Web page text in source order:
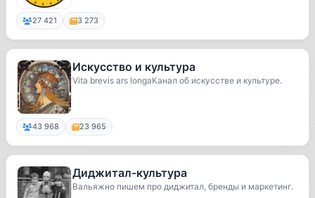
27 421 3 273
Искусство и культура
Vita brevis ars longaКанал об искусстве и культуре.
43 968 23 965
Диджитал-культура
Вальяжно пишем про диджитал, бренды и маркетинг.